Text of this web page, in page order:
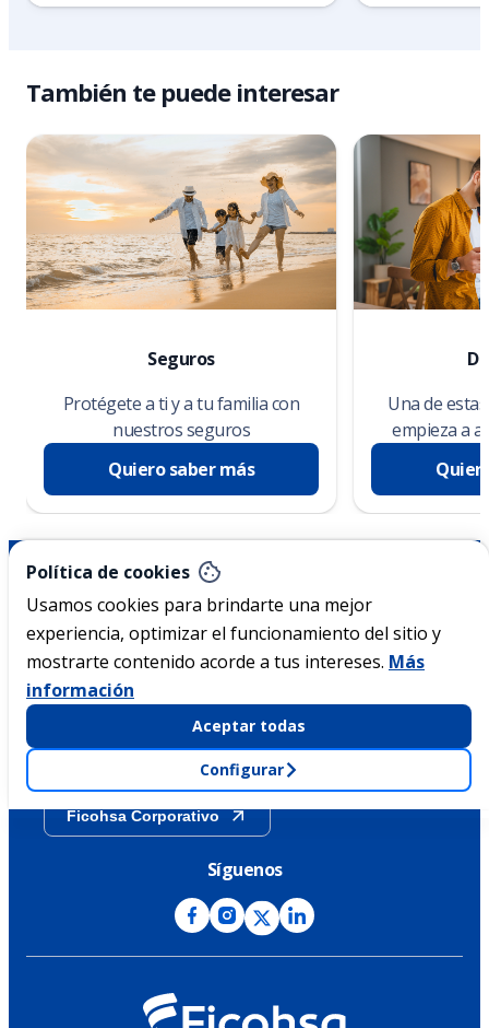
También te puede interesar
Seguros
Protégete a ti y a tu familia con
nuestros seguros
Quiero saber más
Una de
empieza a
Política de cookies
Usamos cookies para brindarte una mejor
experiencia, optimizar el funcionamiento del sitio y
mostrarte contenido acorde a tus intereses. Más
información
Aceptar todas
Configurar
Acerca de Ficohsa
Sostenibilidad
Transparencia
Ficohsa Corporativo
Síguenos